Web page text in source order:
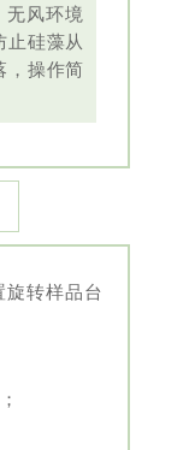
无风环境
止硅藻从
操作简
转样品台